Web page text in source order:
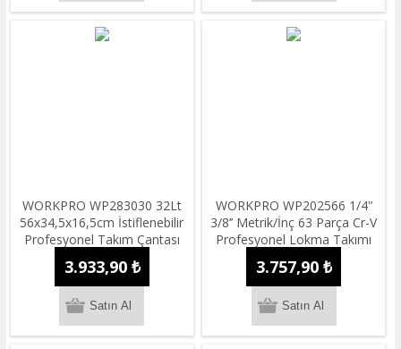
WORKPRO WP283030 32Lt
56x34,5x16,5cm İstiflenebilir
Profesyonel Takım Çantası
3.933,90 ₺
WORKPRO WP202566 1/4'’
3/8’’ Metrik/İnç 63 Parça Cr-V
Profesyonel Lokma Takımı
3.757,90 ₺